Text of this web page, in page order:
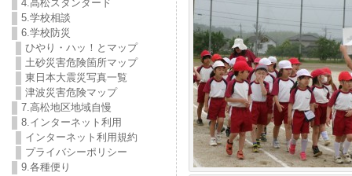
4.高松スタンダード
5.学校相談
6.学校防災
ひやり・ハッ！とマップ
土砂災害危険箇所マップ
東日本大震災写真一覧
津波災害危険マップ
7.高松地区地域自慢
8.インターネット利用
インターネット利用規約
プライバシーポリシー
9.各種便り